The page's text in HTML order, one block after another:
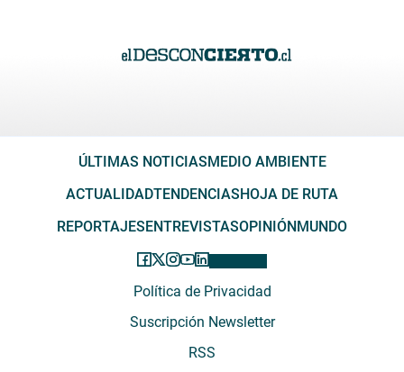
ÚLTIMAS NOTICIASMEDIO AMBIENTE
ACTUALIDADTENDENCIASHOJA DE RUTA
REPORTAJESENTREVISTASOPINIÓNMUNDO
Política de Privacidad
Suscripción Newsletter
RSS